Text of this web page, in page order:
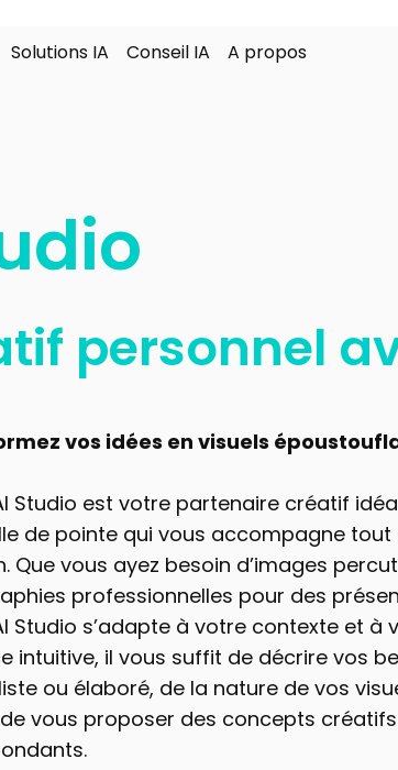
Solutions IA Conseil IA A propos
personnel
vos idées en visuels
Studio est votre partenaire créatif
de pointe qui vous accompagne
Que vous ayez besoin d’images
professionnelles pour des
Studio s’adapte à votre contexte et à
intuitive, il vous suffit de décrire vos
ou élaboré, de la nature de vos
vous proposer des concepts